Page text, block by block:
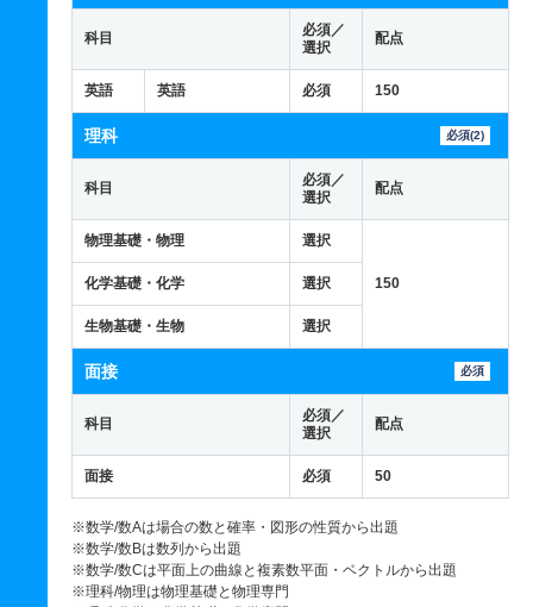
科目
必須／
選択
配点
英語 英語 必須 150
理科 必須(2)
科目
必須／
選択
配点
物理基礎・物理 選択
150
化学基礎・化学 選択
生物基礎・生物 選択
面接 必須
科目
必須／
選択
配点
面接 必須 50
※数学/数Aは場合の数と確率・図形の性質から出題
※数学/数Bは数列から出題
※数学/数Cは平面上の曲線と複素数平面・ベクトルから出題
※理科/物理は物理基礎と物理専門